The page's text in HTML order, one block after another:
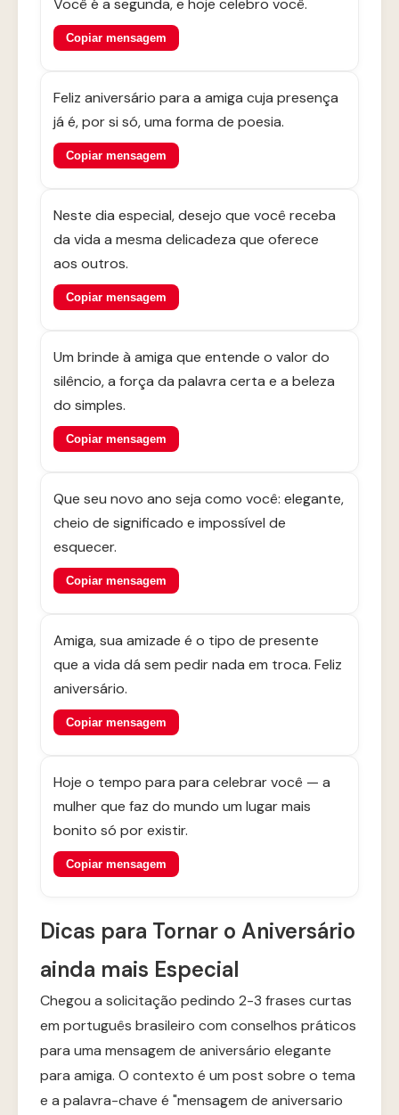
Você é a segunda, e hoje celebro você.
Copiar mensagem
Feliz aniversário para a amiga cuja presença
já é, por si só, uma forma de poesia.
Copiar mensagem
Neste dia especial, desejo que você receba
da vida a mesma delicadeza que oferece
aos outros.
Copiar mensagem
Um brinde à amiga que entende o valor do
silêncio, a força da palavra certa e a beleza
do simples.
Copiar mensagem
Que seu novo ano seja como você: elegante,
cheio de significado e impossível de
esquecer.
Copiar mensagem
Amiga, sua amizade é o tipo de presente
que a vida dá sem pedir nada em troca. Feliz
aniversário.
Copiar mensagem
Hoje o tempo para para celebrar você — a
mulher que faz do mundo um lugar mais
bonito só por existir.
Copiar mensagem
Dicas para Tornar o Aniversário
ainda mais Especial
Chegou a solicitação pedindo 2-3 frases curtas
em português brasileiro com conselhos práticos
para uma mensagem de aniversário elegante
para amiga. O contexto é um post sobre o tema
e a palavra-chave é "mensagem de aniversario